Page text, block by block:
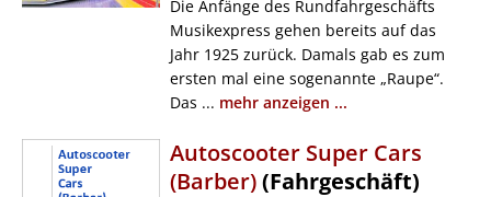
Die Anfänge des Rundfahrgeschäfts
Musikexpress gehen bereits auf das
Jahr 1925 zurück. Damals gab es zum
ersten mal eine sogenannte „Raupe“.
Das ... mehr anzeigen ...
Autoscooter Super Cars
(Barber)(Fahrgeschäft)